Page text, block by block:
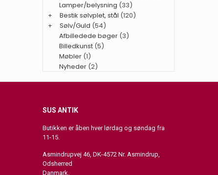
Lamper/belysning (33)
+
Bestik sølvplet, stål (120)
+
Sølv/Guld (54)
Afbilledede bøger (3)
Billedkunst (5)
Møbler (1)
Nyheder (2)
SUS ANTIK
Butikken er åben hver lørdag og søndag fra
11-15.
Asmindrupvej 46, DK-4572 Nr. Asmindrup,
Odsherred
Danmark.